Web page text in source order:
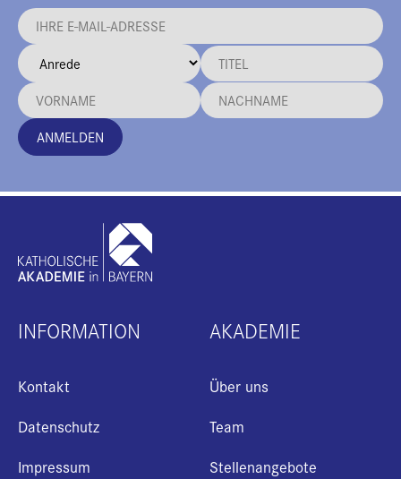
ANMELDEN
INFORMATION
Kontakt
Datenschutz
Impressum
AKADEMIE
Über uns
Team
Stellenangebote